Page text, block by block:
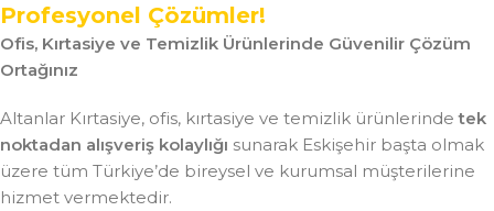
Profesyonel Çözümler!
Ofis, Kırtasiye ve Temizlik Ürünlerinde Güvenilir Çözüm
Ortağınız
Altanlar Kırtasiye, ofis, kırtasiye ve temizlik ürünlerindetek
noktadan alışveriş kolaylığı sunarak Eskişehir başta olmak
üzere tüm Türkiye’de bireysel ve kurumsal müşterilerine
hizmet vermektedir.